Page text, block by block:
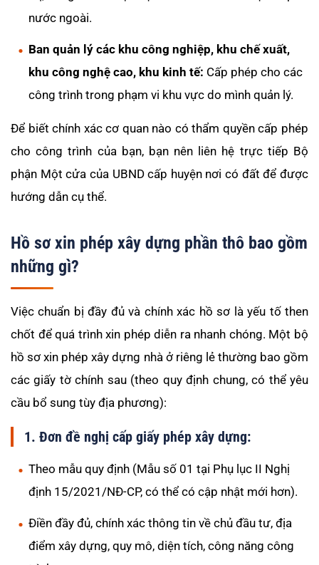
nước ngoài.
Ban quản lý các khu công nghiệp, khu chế xuất,
khu công nghệ cao, khu kinh tế: Cấp phép cho các
công trình trong phạm vi khu vực do mình quản lý.
Để biết chính xác cơ quan nào có thẩm quyền cấp phép
cho công trình của bạn, bạn nên liên hệ trực tiếp Bộ
phận Một cửa của UBND cấp huyện nơi có đất để được
hướng dẫn cụ thể.
Hồ sơ xin phép xây dựng phần thô bao gồm
những gì?
Việc chuẩn bị đầy đủ và chính xác hồ sơ là yếu tố then
chốt để quá trình xin phép diễn ra nhanh chóng. Một bộ
hồ sơ xin phép xây dựng nhà ở riêng lẻ thường bao gồm
các giấy tờ chính sau (theo quy định chung, có thể yêu
cầu bổ sung tùy địa phương):
1. Đơn đề nghị cấp giấy phép xây dựng:
Theo mẫu quy định (Mẫu số 01 tại Phụ lục II Nghị
định 15/2021/NĐ-CP, có thể có cập nhật mới hơn).
Điền đầy đủ, chính xác thông tin về chủ đầu tư, địa
điểm xây dựng, quy mô, diện tích, công năng công